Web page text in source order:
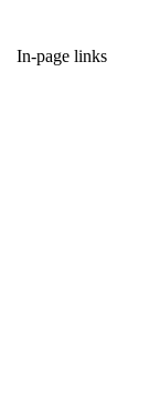
In-page links